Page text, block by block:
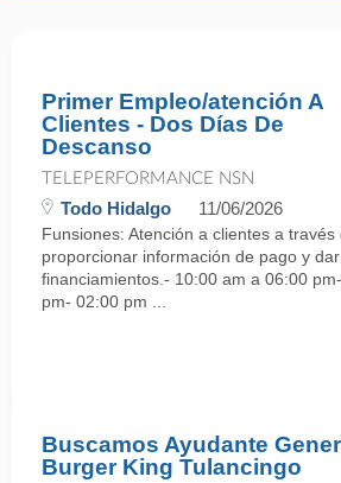
Primer Empleo/atención A
Clientes - Dos Días De
Descanso
TELEPERFORMANCE NSN
Todo Hidalgo 11/06/2026
Funsiones: Atención a clientes a través
proporcionar información de pago y
financiamientos.- 10:00 am a 06:00
pm- 02:00 pm ...
Buscamos Ayudante
Burger King Tulancingo